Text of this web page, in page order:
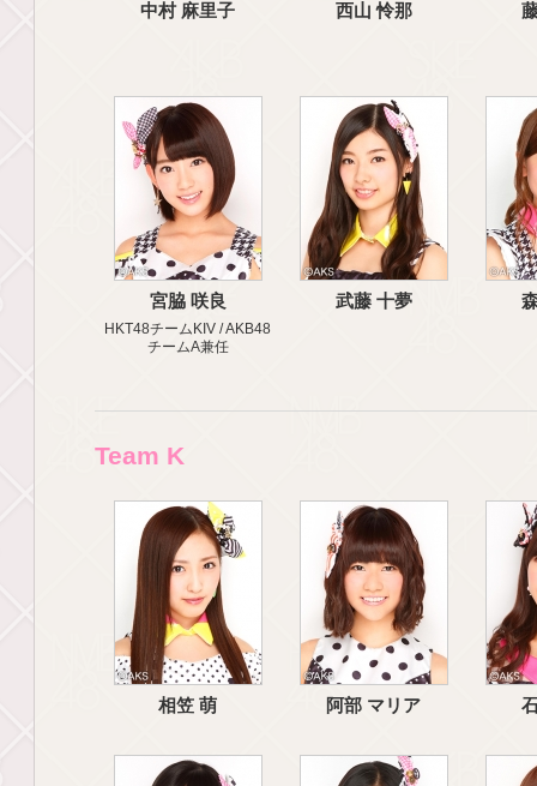
中村 麻里子 西山 怜那
宮脇 咲良
HKT48チームKIV / AKB48
チームA兼任
武藤 十夢
Team K
相笠 萌 阿部 マリア